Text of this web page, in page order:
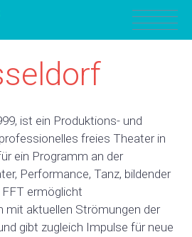
ist ein Produktions- und
freies Theater in
ein Programm an der
Performance, Tanz, bildender
ermöglicht
mit aktuellen Strömungen der
gibt zugleich Impulse für neue